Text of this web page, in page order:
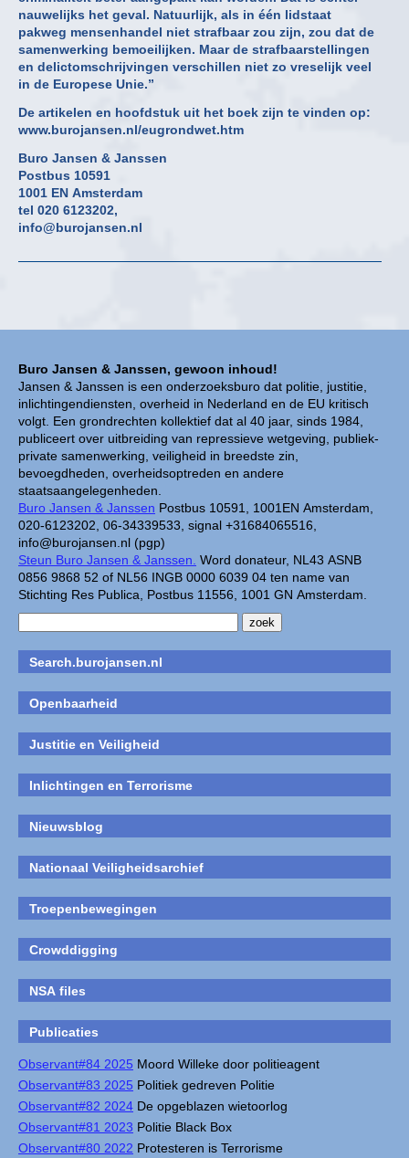
Buro Jansen & Janssen, gewoon inhoud!
Jansen & Janssen is een onderzoeksburo dat politie, justitie,
inlichtingendiensten, overheid in Nederland en de EU kritisch
volgt. Een grondrechten kollektief dat al 40 jaar, sinds 1984,
publiceert over uitbreiding van repressieve wetgeving, publiek-
private samenwerking, veiligheid in breedste zin,
bevoegdheden, overheidsoptreden en andere
staatsaangelegenheden.
Buro Jansen & Janssen Postbus 10591, 1001EN Amsterdam,
020-6123202, 06-34339533, signal +31684065516,
info@burojansen.nl (pgp)
Steun Buro Jansen & Janssen. Word donateur, NL43 ASNB
0856 9868 52 of NL56 INGB 0000 6039 04 ten name van
Stichting Res Publica, Postbus 11556, 1001 GN Amsterdam.
Search.burojansen.nl
Openbaarheid
Justitie en Veiligheid
Inlichtingen en Terrorisme
Nieuwsblog
Nationaal Veiligheidsarchief
Troepenbewegingen
Crowddigging
NSA files
Publicaties
Observant#84 2025 Moord Willeke door politieagent
Observant#83 2025 Politiek gedreven Politie
Observant#82 2024 De opgeblazen wietoorlog
Observant#81 2023 Politie Black Box
Observant#80 2022 Protesteren is Terrorisme
nauwelijks het geval. Natuurlijk, als in één lidstaat
pakweg mensenhandel niet strafbaar zou zijn, zou dat de
samenwerking bemoeilijken. Maar de strafbaarstellingen
en delictomschrijvingen verschillen niet zo vreselijk veel
in de Europese Unie.”
De artikelen en hoofdstuk uit het boek zijn te vinden op:
www.burojansen.nl/eugrondwet.htm
Buro Jansen & Janssen
Postbus 10591
1001 EN Amsterdam
tel 020 6123202,
info@burojansen.nl